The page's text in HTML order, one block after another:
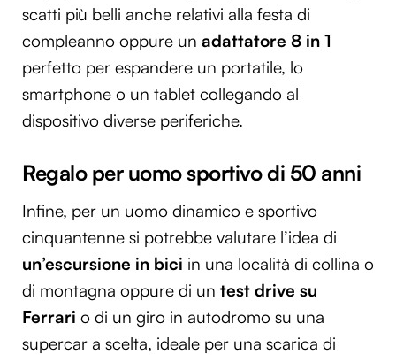
scatti più belli anche relativi alla festa di
compleanno oppure un adattatore 8 in 1
perfetto per espandere un portatile, lo
smartphone o un tablet collegando al
dispositivo diverse periferiche.
Regalo per uomo sportivo di 50 anni
Infine, per un uomo dinamico e sportivo
cinquantenne si potrebbe valutare l’idea di
un’escursione in bici in una località di collina o
di montagna oppure di un test drive su
Ferrari o di un giro in autodromo su una
supercar a scelta, ideale per una scarica di